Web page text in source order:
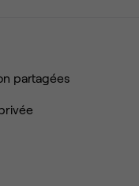
partagées